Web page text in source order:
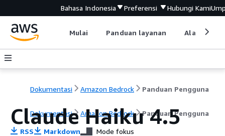
Bahasa Indonesia Preferensi Hubungi Kami
Mulai Panduan layanan Alat
Dokumentasi Amazon Bedrock Panduan Pengguna
Dokumentasi Amazon Bedrock Panduan Pengguna
Claude Haiku 4.5
RSS Markdown Mode fokus